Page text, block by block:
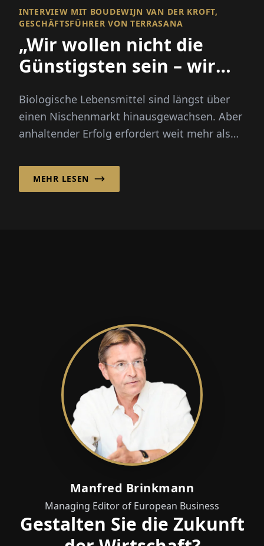
INTERVIEW MIT BOUDEWIJN VAN DER KROFT,
GESCHÄFTSFÜHRER VON TERRASANA
„Wir wollen nicht die
Günstigsten sein – wir
Biologische Lebensmittel sind längst über
einen Nischenmarkt hinausgewachsen. Aber
anhaltender Erfolg erfordert weit mehr als
Kroft erklärt...
MEHR LESEN
Manfred Brinkmann
Managing Editor of European Business
Gestalten Sie die Zukunft